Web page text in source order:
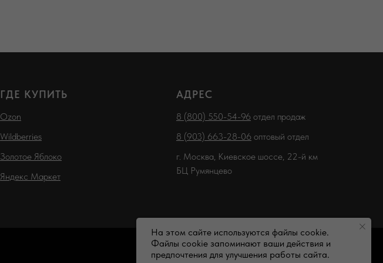
ГДЕ КУПИТЬ
Ozon
Wildberries
Золотое Яблоко
Яндекс Маркет
АДРЕС
8 (800) 550-54-96 отдел продаж
8 (903) 663-28-06 оптовый отдел
г. Москва, Киевское шоссе, 22-й км
БЦ Румянцево
На этом сайте используются файлы cookie.
Файлы cookie запоминают ваши действия и
предпочтения для улучшения работы сайта.